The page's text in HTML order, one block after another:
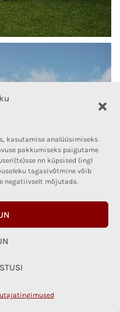
kasutamise analüüsimiseks
pakkumiseks paigutame
nn küpsised (ingl
tagasivõtmine võib
negatiivselt mõjutada.